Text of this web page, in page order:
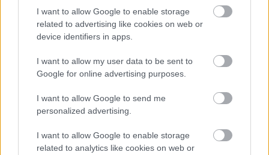
I want to allow Google to enable storage
related to advertising like cookies on web or
device identifiers in apps.
I want to allow my user data to be sent to
Google for online advertising purposes.
I want to allow Google to send me
personalized advertising.
I want to allow Google to enable storage
related to analytics like cookies on web or
Προσθέστε το iatronet.gr στο Discover
shares
ΔΙΑΒΑΣΤΕ ΑΚΟΜΑ